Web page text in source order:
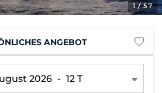
1/ 57
ANGEBOT
2026 - 12 T